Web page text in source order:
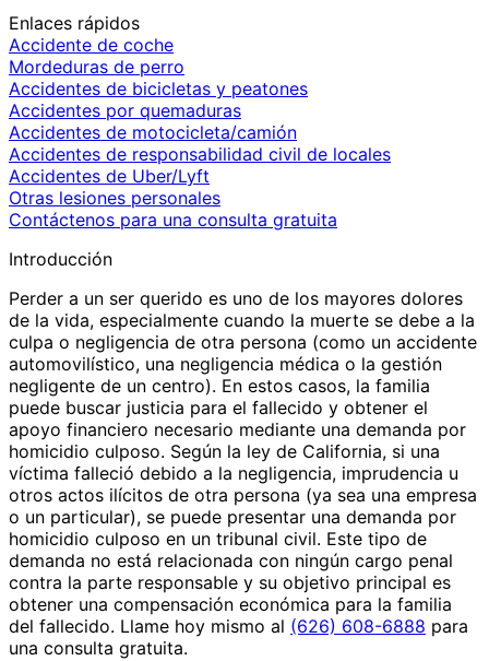
Enlaces rápidos
Accidente de coche
Mordeduras de perro
Accidentes de bicicletas y peatones
Accidentes por quemaduras
Accidentes de motocicleta/camión
Accidentes de responsabilidad civil de locales
Accidentes de Uber/Lyft
Otras lesiones personales
Contáctenos para una consulta gratuita
Introducción
Perder a un ser querido es uno de los mayores dolores
de la vida, especialmente cuando la muerte se debe a la
culpa o negligencia de otra persona (como un accidente
automovilístico, una negligencia médica o la gestión
negligente de un centro). En estos casos, la familia
puede buscar justicia para el fallecido y obtener el
apoyo financiero necesario mediante una demanda por
homicidio culposo. Según la ley de California, si una
víctima falleció debido a la negligencia, imprudencia u
otros actos ilícitos de otra persona (ya sea una empresa
o un particular), se puede presentar una demanda por
homicidio culposo en un tribunal civil. Este tipo de
demanda no está relacionada con ningún cargo penal
contra la parte responsable y su objetivo principal es
obtener una compensación económica para la familia
del fallecido. Llame hoy mismo al (626) 608-6888 para
una consulta gratuita.